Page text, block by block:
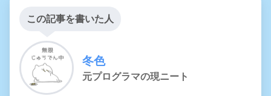
この記事を書いた人
冬色
元プログラマの現ニート